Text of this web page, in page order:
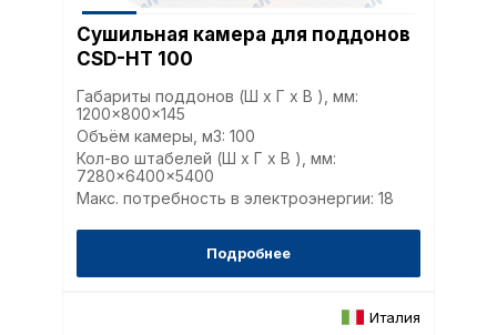
Сушильная камера для поддонов
CSD-HT 100
Габариты поддонов (Ш x Г x В ), мм:
1200x800x145
Объём камеры, м3: 100
Кол-во штабелей (Ш x Г x В ), мм:
7280x6400x5400
Макс. потребность в электроэнергии: 18
Подробнее
Италия
исходя из